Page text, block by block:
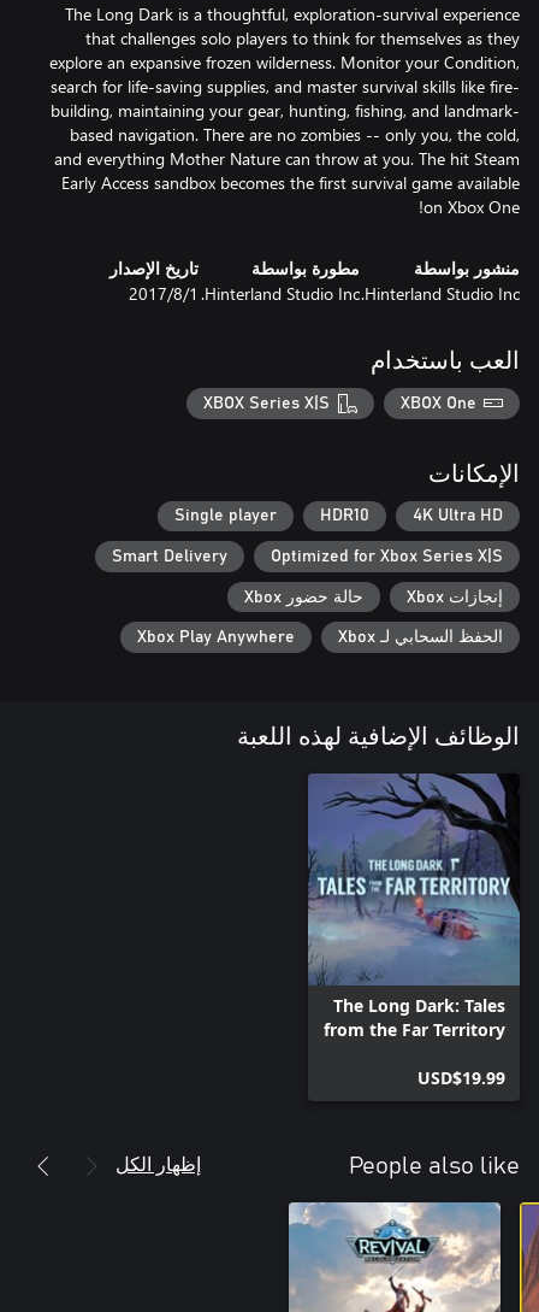
The Long Dark is a thoughtful, exploration-survival experience
that challenges solo players to think for themselves as they
explore an expansive frozen wilderness. Monitor your Condition,
search for life-saving supplies, and master survival skills like fire-
building, maintaining your gear, hunting, fishing, and landmark-
based navigation. There are no zombies -- only you, the cold,
and everything Mother Nature can throw at you. The hit Steam
Early Access sandbox becomes the first survival game available
on Xbox One!
منشور بواسطة
Hinterland Studio Inc.
مطورة بواسطة
Hinterland Studio Inc.
تاريخ الإصدار
1‏/8‏/2017
العب باستخدام
XBOX One
XBOX Series X|S
الإمكانات
4K Ultra HD
HDR10
Single player
Optimized for Xbox Series X|S
Smart Delivery
إنجازات Xbox حالة حضور Xbox
الحفظ السحابي لـ Xbox Xbox Play Anywhere
الوظائف الإضافية لهذه اللعبة
The Long Dark: Tales
from the Far Territory
USD$19.99
People also like إظهار الكل